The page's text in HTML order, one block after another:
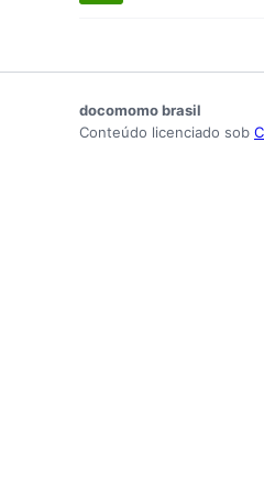
docomomo brasil
Conteúdo licenciado sob